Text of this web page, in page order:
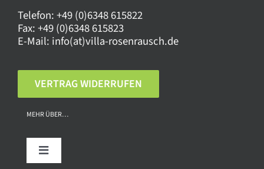
Telefon:+49 (0)6348 615822
Fax:+49 (0)6348 615823
E-Mail: info(at)villa-rosenrausch.de
VERTRAG WIDERRUFEN
MEHR ÜBER…
Toggle